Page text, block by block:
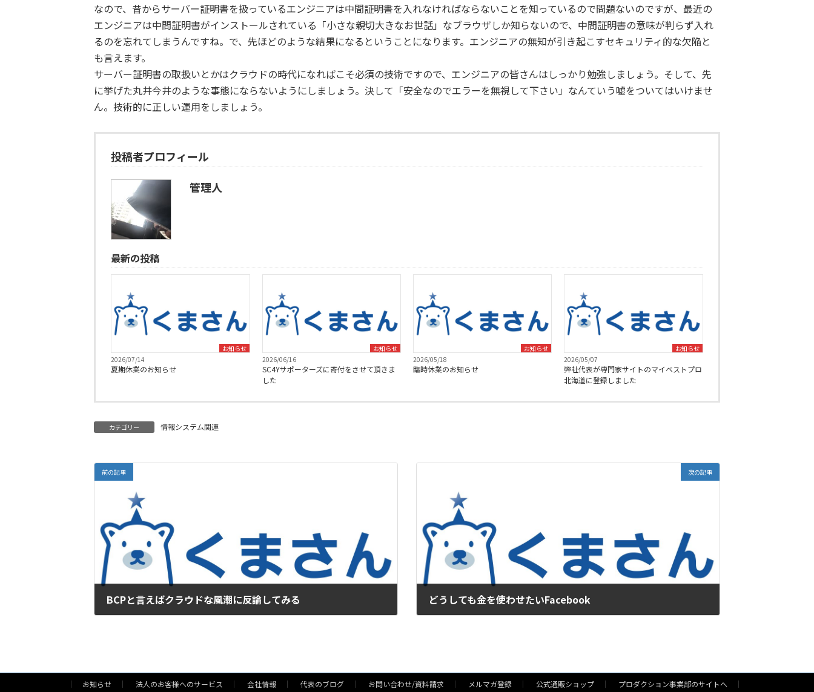
なので、昔からサーバー証明書を扱っているエンジニアは中間証明書を入れなければならないことを知っているので問題ないのですが、最近の
エンジニアは中間証明書がインストールされている「小さな親切大きなお世話」なブラウザしか知らないので、中間証明書の意味が判らず入れ
るのを忘れてしまうんですね。で、先ほどのような結果になるということになります。エンジニアの無知が引き起こすセキュリティ的な欠陥と
も言えます。
サーバー証明書の取扱いとかはクラウドの時代になればこそ必須の技術ですので、エンジニアの皆さんはしっかり勉強しましょう。そして、先
に挙げた丸井今井のような事態にならないようにしましょう。決して「安全なのでエラーを無視して下さい」なんていう嘘をついてはいけませ
ん。技術的に正しい運用をしましょう。
投稿者プロフィール
管理人
最新の投稿
お知らせ
2026/07/14
夏期休業のお知らせ
お知らせ
2026/06/16
SC4Yサポーターズに寄付をさせて頂きま
した
お知らせ
2026/05/18
臨時休業のお知らせ
お知らせ
2026/05/07
弊社代表が専門家サイトのマイベストプロ
北海道に登録しました
カテゴリー 情報システム関連
前の記事
BCPと言えばクラウドな風潮に反論してみる
次の記事
どうしても金を使わせたいFacebook
お知らせ 法人のお客様へのサービス 会社情報 代表のブログ お問い合わせ/資料請求 メルマガ登録 公式通販ショップ プロダクション事業部のサイトへ